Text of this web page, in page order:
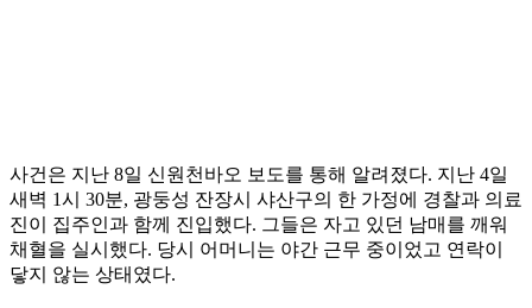
사건은 지난 8일 신원천바오 보도를 통해 알려졌다. 지난 4일
새벽 1시 30분, 광둥성 잔장시 샤산구의 한 가정에 경찰과 의료
진이 집주인과 함께 진입했다. 그들은 자고 있던 남매를 깨워
채혈을 실시했다. 당시 어머니는 야간 근무 중이었고 연락이
닿지 않는 상태였다.